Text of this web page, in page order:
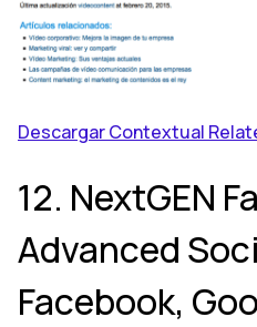
Descargar Contextual
12. NextGEN
Advanced
Facebook,